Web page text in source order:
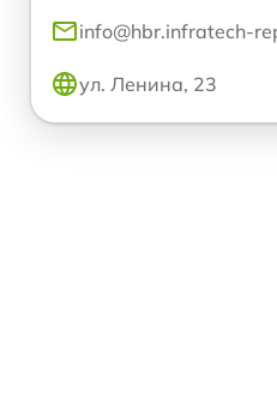
info@hbr.infratech-
ул. Ленина, 23